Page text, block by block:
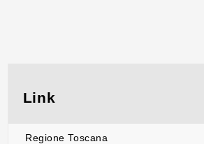
Link
Regione Toscana